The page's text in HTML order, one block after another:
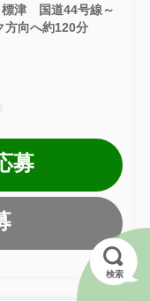
津 国道44号線～
方向へ約120分
募
検索